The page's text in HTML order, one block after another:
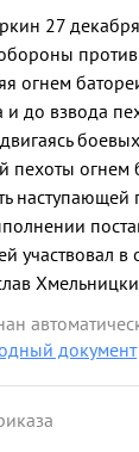
27
огнем
и до взвода
пехоты огнем
наступающей
участвовал
Днепр. ай ...»
документ